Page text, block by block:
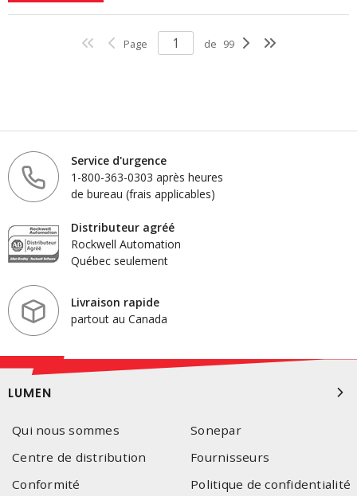
Page de 99
Service d'urgence
1-800-363-0303 après heures
de bureau (frais applicables)
Distributeur agréé
Rockwell Automation
Québec seulement
Livraison rapide
partout au Canada
LUMEN
Qui nous sommes
Sonepar
Centre de distribution
Fournisseurs
Conformité
Politique de confidentialité